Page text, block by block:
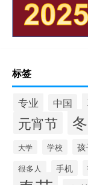
标签
专业 中国
元宵节
大学 学校 孩
很多人 手机